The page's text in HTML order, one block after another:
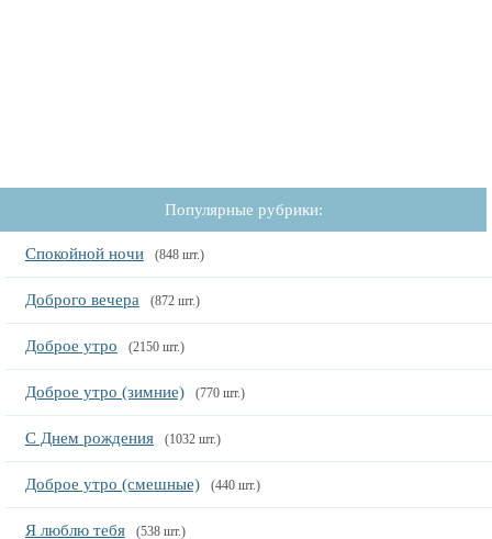
Популярные рубрики:
Спокойной ночи (848 шт.)
Доброго вечера (872 шт.)
Доброе утро (2150 шт.)
Доброе утро (зимние) (770 шт.)
С Днем рождения (1032 шт.)
Доброе утро (смешные) (440 шт.)
Я люблю тебя (538 шт.)